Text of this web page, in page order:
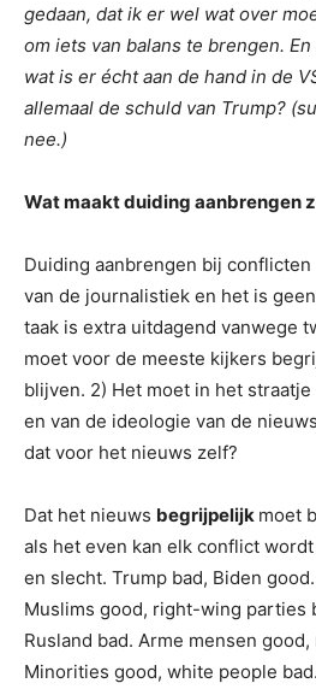
gedaan, dat ik er wel wat over
om iets van balans te brengen.
wat is er écht aan de hand in de
allemaal de schuld van Trump?
nee.)
Wat maakt duiding aanbrengen
Duiding aanbrengen bij
van de journalistiek en het is
taak is extra uitdagend vanwege
moet voor de meeste kijkers
blijven. 2) Het moet in het
en van de ideologie van de
dat voor het nieuws zelf?
Dat het nieuws begrijpelijk moet
als het even kan elk conflict
en slecht. Trump bad, Biden
Muslims good, right-wing parties
Rusland bad. Arme mensen
Minorities good, white people